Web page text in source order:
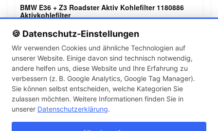
🍪 Datenschutz-Einstellungen
Wir verwenden Cookies und ähnliche Technologien auf
unserer Website. Einige davon sind technisch notwendig,
andere helfen uns, diese Website und Ihre Erfahrung zu
verbessern (z. B. Google Analytics, Google Tag Manager).
Sie können selbst entscheiden, welche Kategorien Sie
zulassen möchten. Weitere Informationen finden Sie in
unserer Datenschutzerklärung.
BMW E36 + Z3 Roadster Aktiv Kohlefilter 1180886
Aktivkohlefilter
85,00 €
← 1 2 3 … 142 →
Artikel pro Seite